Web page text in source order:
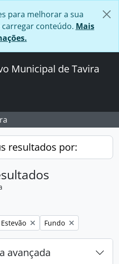
para melhorar a sua
carregar conteúdo. Mais
Municipal de Tavira
resultados por:
Remover filtro:
Fundo
avançada